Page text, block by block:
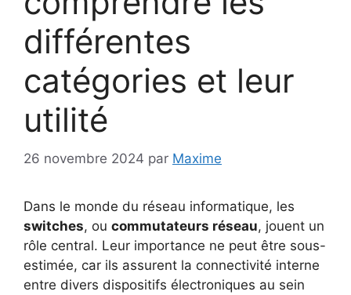
différentes
catégories et leur
utilité
26 novembre 2024 par Maxime
Dans le monde du réseau informatique, les
switches, ou commutateurs réseau, jouent un
rôle central. Leur importance ne peut être sous-
estimée, car ils assurent la connectivité interne
entre divers dispositifs électroniques au sein